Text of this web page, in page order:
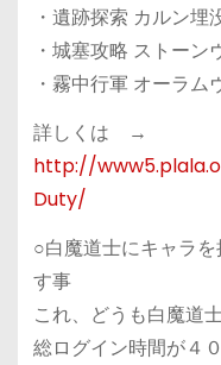
・遺跡探索 カルン埋
・城塞攻略 ストーン
・霧中行軍 オーラム
詳しくは →
http://
Duty/
○白魔道士にキャラ
す事
これ、どうも白魔道
総ログイン時間が４